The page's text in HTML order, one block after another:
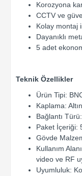
Korozyona
CCTV ve
Kolay montaj
Dayanıklı
5 adet
Teknik Özellikler
Ürün Tipi:
Kaplama:
Bağlantı
Paket İçeriği:
Gövde
Kullanım
video ve RF
Uyumluluk: